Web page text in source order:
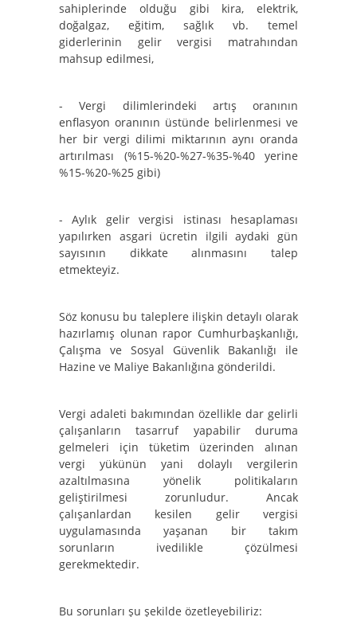
sahiplerinde olduğu gibi kira, elektrik,
doğalgaz, eğitim, sağlık vb. temel
giderlerinin gelir vergisi matrahından
mahsup edilmesi,
- Vergi dilimlerindeki artış oranının
enflasyon oranının üstünde belirlenmesi ve
her bir vergi dilimi miktarının aynı oranda
artırılması (%15-%20-%27-%35-%40 yerine
%15-%20-%25 gibi)
- Aylık gelir vergisi istinası hesaplaması
yapılırken asgari ücretin ilgili aydaki gün
sayısının dikkate alınmasını talep
etmekteyiz.
Söz konusu bu taleplere ilişkin detaylı olarak
hazırlamış olunan rapor Cumhurbaşkanlığı,
Çalışma ve Sosyal Güvenlik Bakanlığı ile
Hazine ve Maliye Bakanlığına gönderildi.
Vergi adaleti bakımından özellikle dar gelirli
çalışanların tasarruf yapabilir duruma
gelmeleri için tüketim üzerinden alınan
vergi yükünün yani dolaylı vergilerin
azaltılmasına yönelik politikaların
geliştirilmesi zorunludur. Ancak
çalışanlardan kesilen gelir vergisi
uygulamasında yaşanan bir takım
sorunların ivedilikle çözülmesi
gerekmektedir.
Bu sorunları şu şekilde özetleyebiliriz: